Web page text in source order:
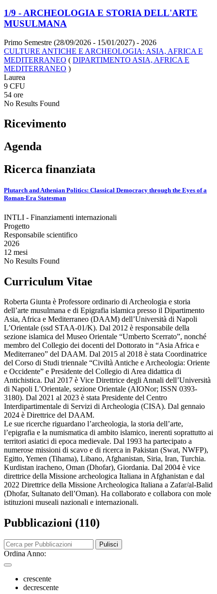
1/9 - ARCHEOLOGIA E STORIA DELL'ARTE
MUSULMANA
Primo Semestre (28/09/2026 - 15/01/2027) - 2026
CULTURE ANTICHE E ARCHEOLOGIA: ASIA, AFRICA E
MEDITERRANEO ( DIPARTIMENTO ASIA, AFRICA E
MEDITERRANEO )
Laurea
9 CFU
54 ore
No Results Found
Ricevimento
Agenda
Ricerca finanziata
Plutarch and Athenian Politics: Classical Democracy through the Eyes of a
Roman-Era Statesman
INTLI - Finanziamenti internazionali
Progetto
Responsabile scientifico
2026
12 mesi
No Results Found
Curriculum Vitae
Roberta Giunta è Professore ordinario di Archeologia e storia
dell’arte musulmana e di Epigrafia islamica presso il Dipartimento
Asia, Africa e Mediterraneo (DAAM) dell’Università di Napoli
L’Orientale (ssd STAA-01/K). Dal 2012 è responsabile della
sezione islamica del Museo Orientale “Umberto Scerrato”, nonché
membro del Collegio dei docenti del Dottorato in “Asia Africa e
Mediterraneo” del DAAM. Dal 2015 al 2018 è stata Coordinatrice
del Corso di Studi triennale “Civiltà Antiche e Archeologia: Oriente
e Occidente” e Presidente del Collegio di Area didattica di
Antichistica. Dal 2017 è Vice Direttrice degli Annali dell’Università
di Napoli L’Orientale, sezione Orientale (AIONor; ISSN 0393-
3180). Dal 2021 al 2023 è stata Presidente del Centro
Interdipartimentale di Servizi di Archeologia (CISA). Dal gennaio
2024 è Direttrice del DAAM.
Le sue ricerche riguardano l’archeologia, la storia dell’arte,
l’epigrafia e la numismatica di ambito islamico, inerenti soprattutto ai
territori asiatici di epoca medievale. Dal 1993 ha partecipato a
numerose missioni di scavo e di ricerca in Pakistan (Swat, NWFP),
Egitto, Yemen (Tihama), Libano, Afghanistan, Siria, Iran, Turchia.
Kurdistan iracheno, Oman (Dhofar), Giordania. Dal 2004 è vice
direttrice della Missione archeologica Italiana in Afghanistan e dal
2022 Direttrice della Missione Archeologica Italiana a Zafar/al-Balid
(Dhofar, Sultanato dell’Oman). Ha collaborato e collabora con mole
istituzioni museali nazionali e internazionali.
Pubblicazioni (110)
Pulisci
Ordina Anno:
crescente
decrescente